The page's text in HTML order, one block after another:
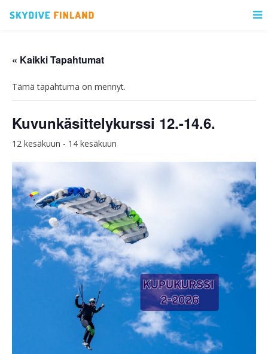
« Kaikki Tapahtumat
Tämä tapahtuma on mennyt.
Kuvunkäsittelykurssi 12.-14.6.
12 kesäkuun - 14 kesäkuun